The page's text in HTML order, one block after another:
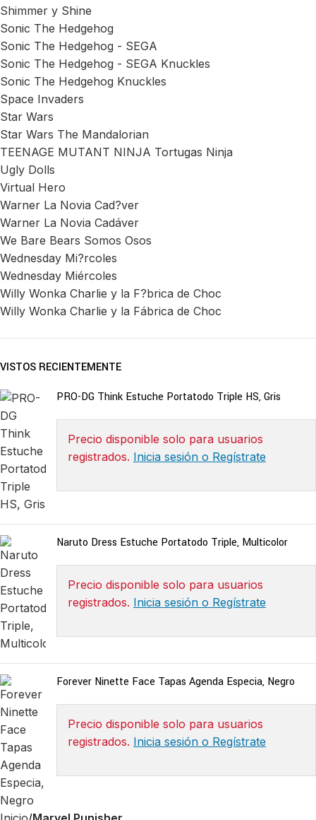
Shimmer y Shine
Sonic The Hedgehog
Sonic The Hedgehog - SEGA
Sonic The Hedgehog - SEGA Knuckles
Sonic The Hedgehog Knuckles
Space Invaders
Star Wars
Star Wars The Mandalorian
TEENAGE MUTANT NINJA Tortugas Ninja
Ugly Dolls
Virtual Hero
Warner La Novia Cad?ver
Warner La Novia Cadáver
We Bare Bears Somos Osos
Wednesday Mi?rcoles
Wednesday Miércoles
Willy Wonka Charlie y la F?brica de Choc
Willy Wonka Charlie y la Fábrica de Choc
VISTOS RECIENTEMENTE
PRO-DG Think Estuche Portatodo Triple HS, Gris
Precio disponible solo para usuarios
registrados. Inicia sesión o Regístrate
Naruto Dress Estuche Portatodo Triple, Multicolor
Precio disponible solo para usuarios
registrados. Inicia sesión o Regístrate
Forever Ninette Face Tapas Agenda Especia, Negro
Precio disponible solo para usuarios
registrados. Inicia sesión o Regístrate